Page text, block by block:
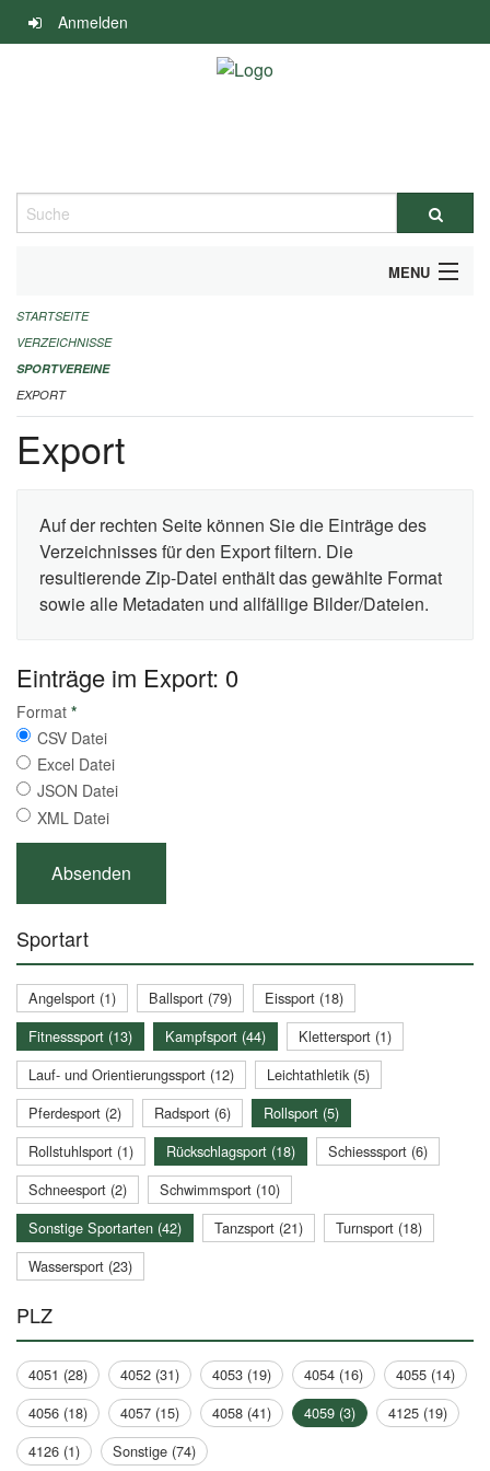
Navigation
überspringen
Anmelden
Suche
MENU
ALLGEMEINE INFORMATIONEN
FINANZIELLE UNTERSTÜTZUNG BENÖTIGT?
KONTAKT
STARTSEITE
VERZEICHNISSE
SPORTVEREINE
EXPORT
Export
Auf der rechten Seite können Sie die Einträge des
Verzeichnisses für den Export filtern. Die
resultierende Zip-Datei enthält das gewählte Format
sowie alle Metadaten und allfällige Bilder/Dateien.
Einträge im Export: 0
Format *
CSV Datei
Excel Datei
JSON Datei
XML Datei
Sportart
Angelsport (1) Ballsport (79)
Eissport (18)
Fitnesssport (13)
Kampfsport (44)
Klettersport (1)
Lauf- und Orientierungssport (12)
Leichtathletik (5)
Pferdesport (2)
Radsport (6)
Rollsport (5)
Rollstuhlsport (1)
Rückschlagsport (18)
Schiesssport (6)
Schneesport (2)
Schwimmsport (10)
Sonstige Sportarten (42)
Tanzsport (21)
Turnsport (18)
Wassersport (23)
PLZ
4051 (28) 4052 (31) 4053 (19) 4054 (16)
4055 (14)
4056 (18)
4057 (15) 4058 (41) 4059 (3)
4125 (19)
4126 (1)
Sonstige (74)